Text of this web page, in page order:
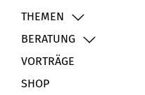
THEMEN
BERATUNG
VORTRÄGE
SHOP